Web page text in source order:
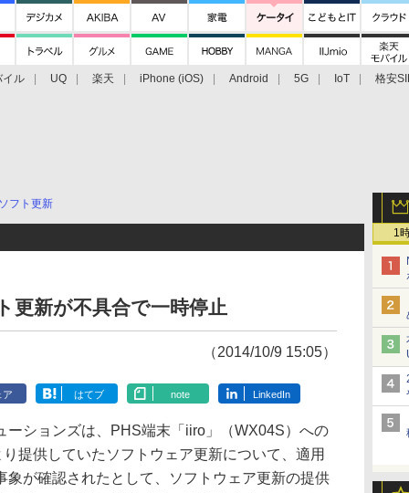
イル UQ 楽天 iPhone (iOS) Android 5G IoT
格安
1
フト更新
更新が不具合で一時停止
（2014/10/9 15:05）
ア はてブ note LinkedIn
ションズは、PHS端末「iiro」（WX04S）への
提供していたソフトウェア更新について、適用
象が確認されたとして、ソフトウェア更新の提供